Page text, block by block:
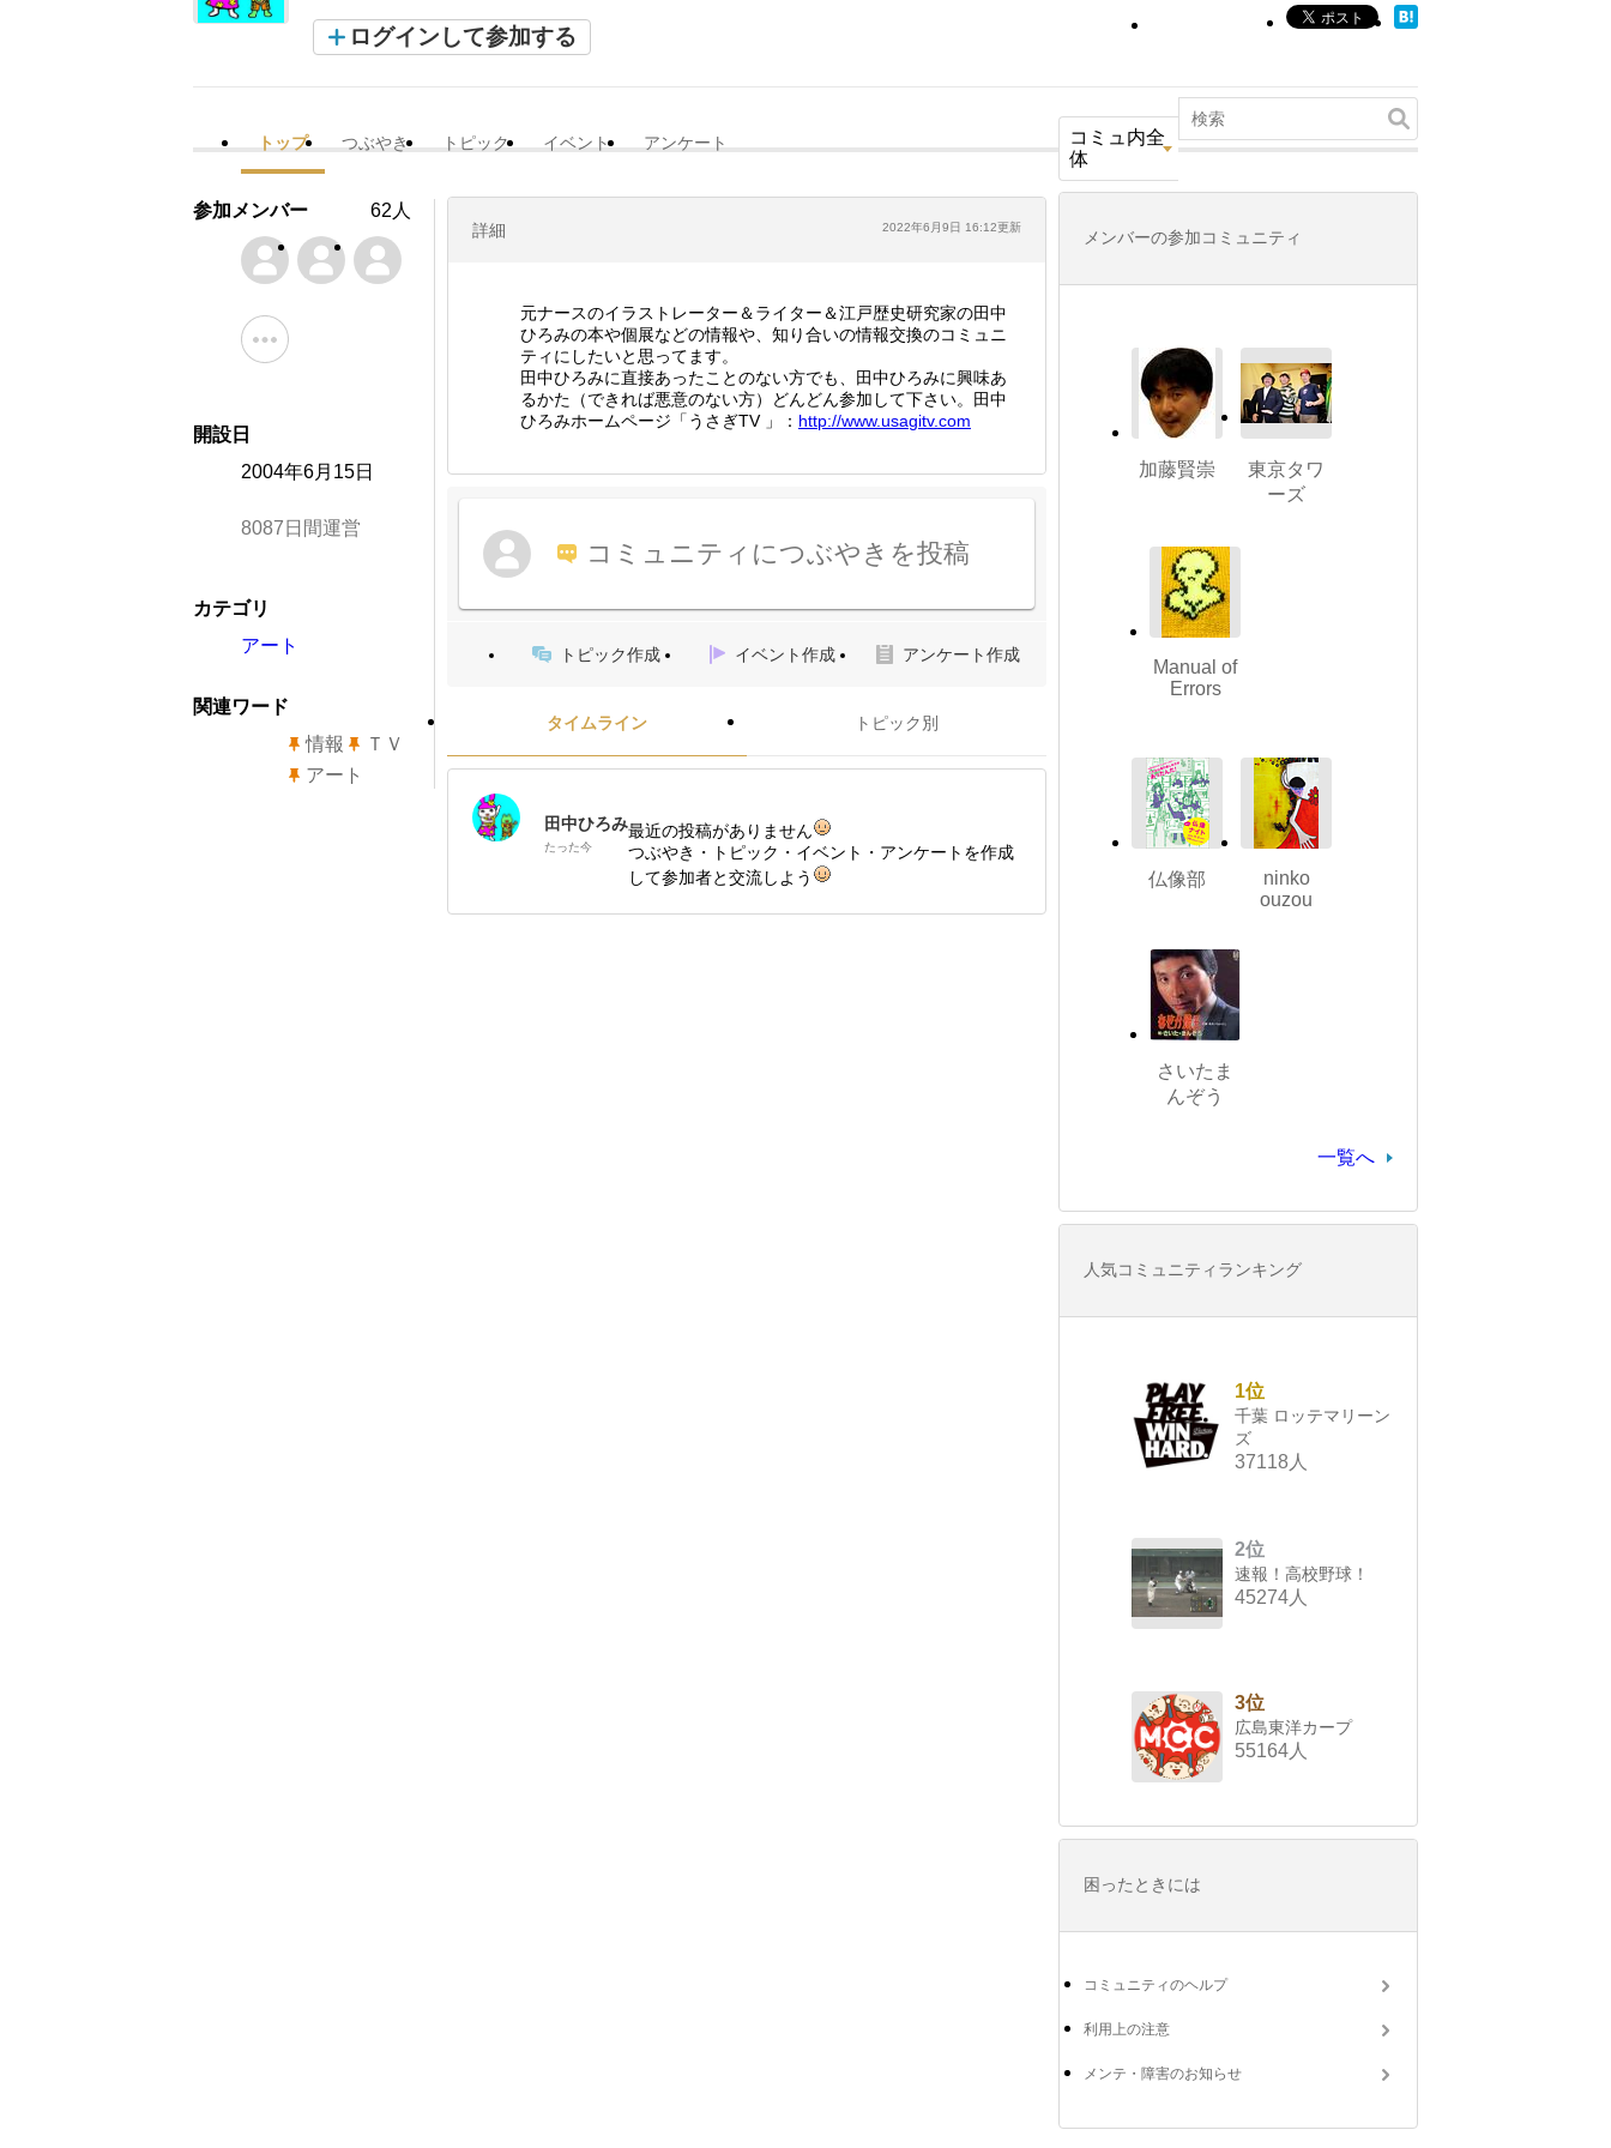
ログインして参加する
トップ つぶやき トピック イベント アンケート
コミュ内全
体
詳細 2022年6月9日 16:12更新
元ナースのイラストレーター＆ライター＆江戸歴史研究家の田中
ひろみの本や個展などの情報や、知り合いの情報交換のコミュニ
ティにしたいと思ってます。
田中ひろみに直接あったことのない方でも、田中ひろみに興味あ
るかた（できれば悪意のない方）どんどん参加して下さい。田中
ひろみホームページ「うさぎTV 」： http://www.usagitv.com
コミュニティにつぶやきを投稿
トピック作成 イベント作成 アンケート作成
タイムライン トピック別
田中ひろみ
たった今
最近の投稿がありません
つぶやき・トピック・イベント・アンケートを作成
して参加者と交流しよう
参加メンバー 62人
開設日
2004年6月15日
8087日間運営
カテゴリ
アート
関連ワード
情報
ＴＶ
アート
メンバーの参加コミュニティ
加藤賢崇
東京タワ
ーズ
Manual of
Errors
仏像部
ninko
ouzou
さいたま
んぞう
一覧へ
人気コミュニティランキング
1位
千葉 ロッテマリーン
ズ
37118人
2位
速報！高校野球！
45274人
3位
広島東洋カープ
55164人
困ったときには
コミュニティのヘルプ
利用上の注意
メンテ・障害のお知らせ